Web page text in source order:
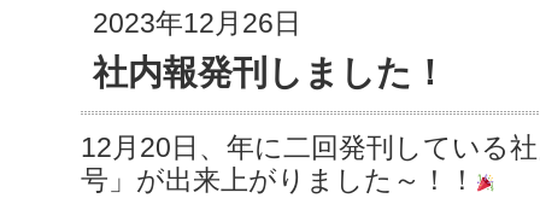
2023年12月26日
社内報発刊しました！
12月20日、年に二回発刊している
号」が出来上がりました～！！